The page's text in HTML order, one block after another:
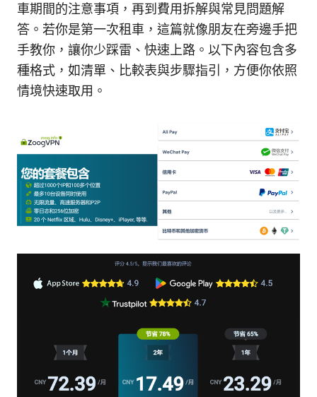
車期間的注意事項，再到費用拆解與常見問題解
答。若你是第一次租車，這篇就像朋友在旁邊手把
手教你，讓你少踩雷、快速上路。以下內容包含多
種格式，如清單、比較表與步驟指引，方便你依照
情境快速取用。